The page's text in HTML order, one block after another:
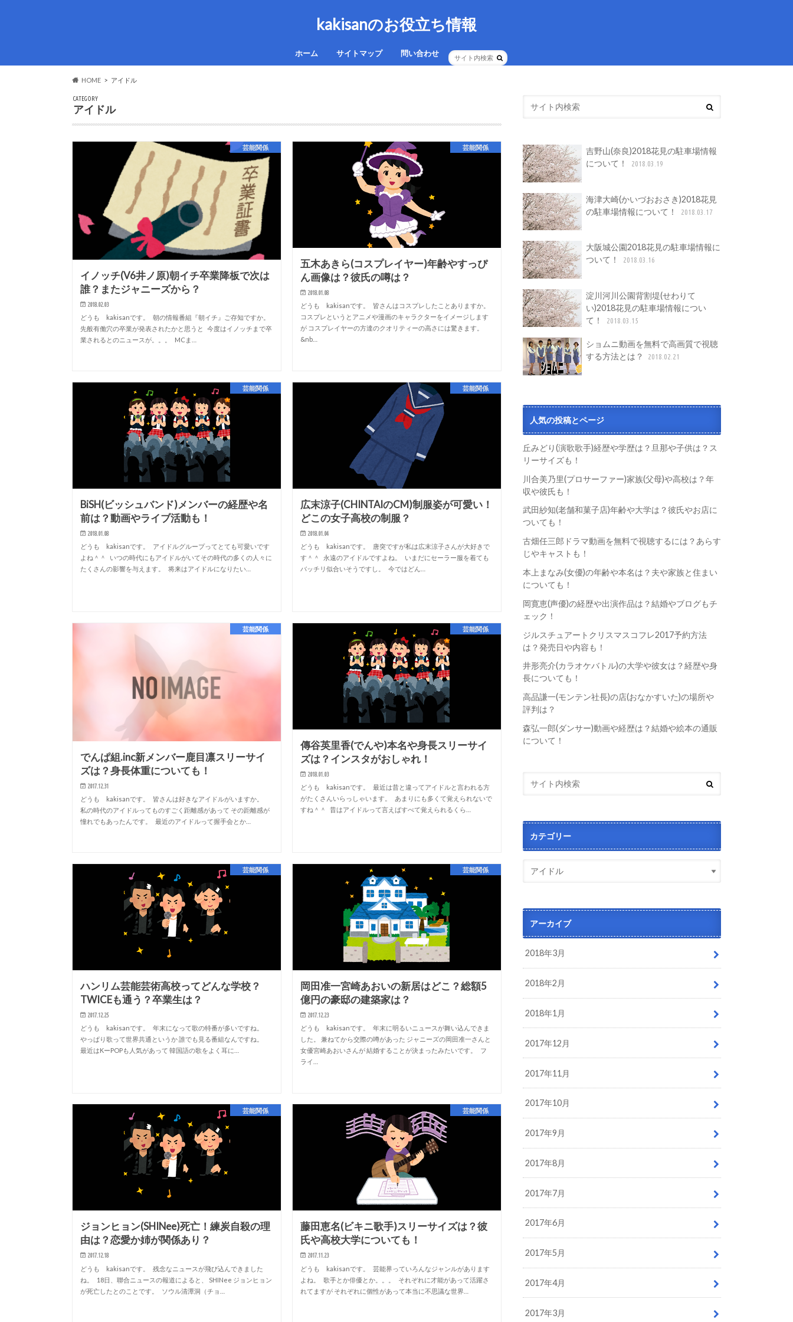
kakisanのお役立ち情報
ホーム サイトマップ 問い合わせ
HOME アイドル
CATEGORY
アイドル
芸能関係
イノッチ(V6井ノ原)朝イチ卒業降板で次は
誰？またジャニーズから？
2018.02.03
どうも kakisanです。 朝の情報番組『朝イチ』ご存知ですか。
先般有働穴の卒業が発表されたかと思うと 今度はイノッチまで卒
業されるとのニュースが。。。 MCま…
芸能関係
五木あきら(コスプレイヤー)年齢やすっぴ
ん画像は？彼氏の噂は？
2018.01.08
どうも kakisanです。 皆さんはコスプレしたことありますか。
コスプレというとアニメや漫画のキャラクターをイメージします
が コスプレイヤーの方達のクオリティーの高さには驚きます。
&nb…
芸能関係
BiSH(ビッシュバンド)メンバーの経歴や名
前は？動画やライブ活動も！
2018.01.08
どうも kakisanです。 アイドルグループってとても可愛いです
よね＾＾ いつの時代にもアイドルがいてその時代の多くの人々に
たくさんの影響を与えます。 将来はアイドルになりたい…
芸能関係
広末涼子(CHINTAIのCM)制服姿が可愛い！
どこの女子高校の制服？
2018.01.04
どうも kakisanです。 唐突ですが私は広末涼子さんが大好きで
す＾＾ 永遠のアイドルですよね。 いまだにセーラー服を着ても
バッチリ似合いそうですし。 今ではどん…
芸能関係
でんぱ組.inc新メンバー鹿目凛スリーサイ
ズは？身長体重についても！
2017.12.31
どうも kakisanです。 皆さんは好きなアイドルがいますか。
私の時代のアイドルってものすごく距離感があって その距離感が
憧れでもあったんです。 最近のアイドルって握手会とか…
芸能関係
傳谷英里香(でんや)本名や身長スリーサイ
ズは？インスタがおしゃれ！
2018.01.03
どうも kakisanです。 最近は昔と違ってアイドルと言われる方
がたくさんいらっしゃいます。 あまりにも多くて覚えられないで
すね＾＾ 昔はアイドルって言えばすべて覚えられるくら…
芸能関係
ハンリム芸能芸術高校ってどんな学校？
TWICEも通う？卒業生は？
2017.12.25
どうも kakisanです。 年末になって歌の特番が多いですね。
やっぱり歌って世界共通というか 誰でも見る番組なんですね。
最近はKーPOPも人気があって 韓国語の歌をよく耳に…
芸能関係
岡田准一宮崎あおいの新居はどこ？総額5
億円の豪邸の建築家は？
2017.12.23
どうも kakisanです。 年末に明るいニュースが舞い込んできま
した。 兼ねてから交際の噂があった ジャニーズの岡田准一さんと
女優宮崎あおいさんが 結婚することが決まったみたいです。 フ
ライ…
芸能関係
ジョンヒョン(SHINee)死亡！練炭自殺の理
由は？恋愛か姉が関係あり？
2017.12.18
どうも kakisanです。 残念なニュースが飛び込んできました
ね。 18日、聯合ニュースの報道によると、 SHINee ジョンヒョン
が死亡したとのことです。 ソウル清潭洞（チョ…
芸能関係
藤田恵名(ビキニ歌手)スリーサイズは？彼
氏や高校大学についても！
2017.11.23
どうも kakisanです。 芸能界っていろんなジャンルがあります
よね。 歌手とか俳優とか。。。 それぞれに才能があって活躍さ
れてますが それぞれに個性があって本当に不思議な世界…
吉野山(奈良)2018花見の駐車場情報
について！
2018.03.19
海津大崎(かいづおおさき)2018花見
の駐車場情報について！
2018.03.17
大阪城公園2018花見の駐車場情報に
ついて！
2018.03.16
淀川河川公園背割堤(せわりて
い)2018花見の駐車場情報につい
て！
2018.03.15
ショムニ動画を無料で高画質で視聴
する方法とは？
2018.02.21
人気の投稿とページ
丘みどり(演歌歌手)経歴や学歴は？旦那や子供は？ス
リーサイズも！
川合美乃里(プロサーファー)家族(父母)や高校は？年
収や彼氏も！
武田紗知(老舗和菓子店)年齢や大学は？彼氏やお店に
ついても！
古畑任三郎ドラマ動画を無料で視聴するには？あらす
じやキャストも！
本上まなみ(女優)の年齢や本名は？夫や家族と住まい
についても！
岡寛恵(声優)の経歴や出演作品は？結婚やブログもチ
ェック！
ジルスチュアートクリスマスコフレ2017予約方法
は？発売日や内容も！
井形亮介(カラオケバトル)の大学や彼女は？経歴や身
長についても！
高品謙一(モンテン社長)の店(おなかすいた)の場所や
評判は？
森弘一郎(ダンサー)動画や経歴は？結婚や絵本の通販
について！
カテゴリー
アーカイブ
2018年3月
2018年2月
2018年1月
2017年12月
2017年11月
2017年10月
2017年9月
2017年8月
2017年7月
2017年6月
2017年5月
2017年4月
2017年3月